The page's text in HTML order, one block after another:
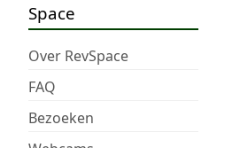
Space
Over RevSpace
FAQ
Bezoeken